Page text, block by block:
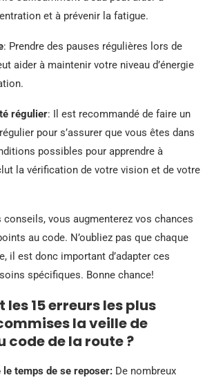
et à prévenir la fatigue.
: Prendre des pauses régulières lors de
aider à maintenir votre niveau d’énergie
régulier: Il est recommandé de faire un
pour s’assurer que vous êtes dans
possibles pour apprendre à
la vérification de votre vision et de votre
conseils, vous augmenterez vos chances
au code. N’oubliez pas que chaque
il est donc important d’adapter ces
spécifiques. Bonne chance!
les 15 erreurs les plus
la veille de
code de la route ?
le temps de se reposer: De nombreux